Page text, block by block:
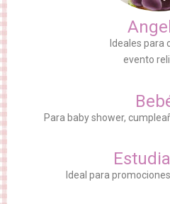
Ideales para
evento
Para baby shower,
Ideal para